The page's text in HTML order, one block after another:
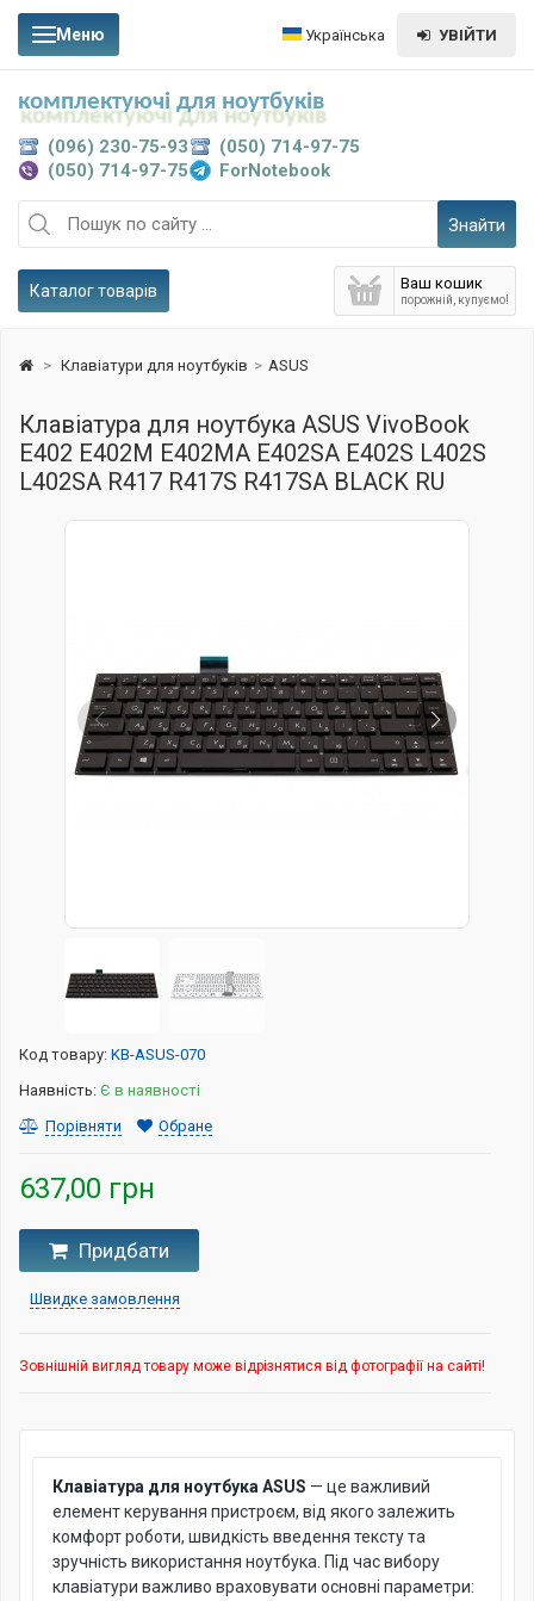
Меню Українська УВІЙТИ
Знайти
Ваш кошик
порожній, купуємо!
Каталог товарів
(096) 230-75-93
(050) 714-97-75
(050) 714-97-75
ForNotebook
комплектуючі для ноутбуків
> Клавіатури для ноутбуків > ASUS
Клавіатура для ноутбука ASUS VivoBook
E402 E402M E402MA E402SA E402S L402S
L402SA R417 R417S R417SA BLACK RU
Код товару: KB-ASUS-070
Наявність: Є в наявності
Порівняти
Обране
637,00 грн
Придбати
Швидке замовлення
Зовнішній вигляд товару може відрізнятися від фотографії на сайті!
Клавіатура для ноутбука ASUS — це важливий
елемент керування пристроєм, від якого залежить
комфорт роботи, швидкість введення тексту та
зручність використання ноутбука. Під час вибору
клавіатури важливо враховувати основні параметри: